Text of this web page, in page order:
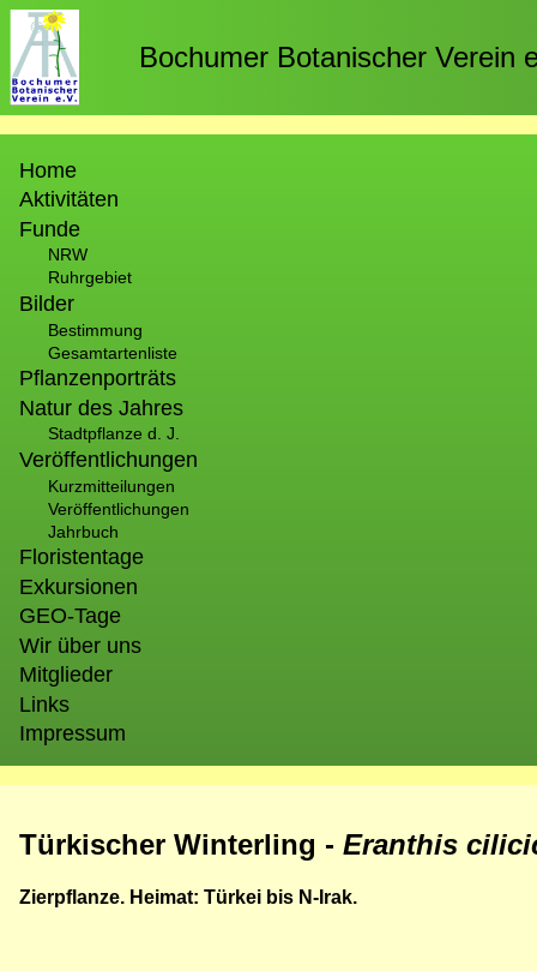
Direkt
zum
Inhalt
Bochumer Botanischer Verein
Home
Aktivitäten
Funde
NRW
Ruhrgebiet
Bilder
Bestimmung
Gesamtartenliste
Pflanzenporträts
Natur des Jahres
Stadtpflanze d. J.
Veröffentlichungen
Kurzmitteilungen
Veröffentlichungen
Jahrbuch
Floristentage
Exkursionen
GEO-Tage
Wir über uns
Mitglieder
Links
Impressum
Türkischer Winterling - Eranthis
Zierpflanze. Heimat: Türkei bis N-Irak.